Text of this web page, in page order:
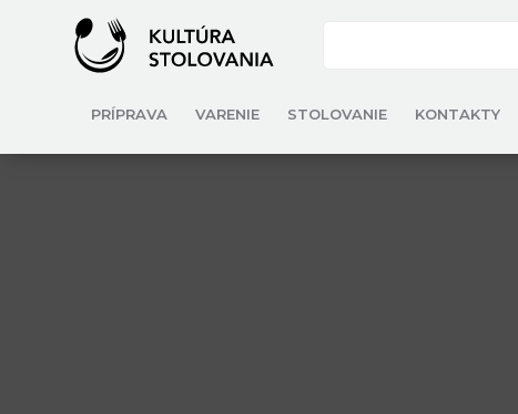
PRÍPRAVA VARENIE STOLOVANIE KONTAKTY